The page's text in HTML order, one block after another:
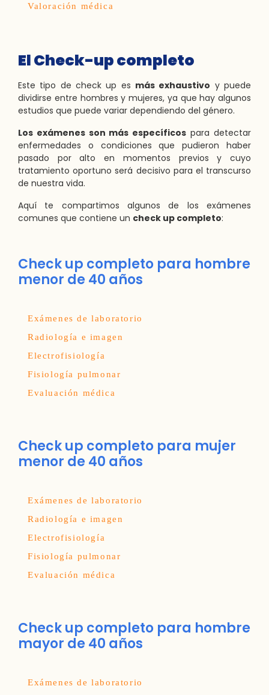
Valoración médica
El Check-up completo
Este tipo de check up es más exhaustivo y puede
dividirse entre hombres y mujeres, ya que hay algunos
estudios que puede variar dependiendo del género.
Los exámenes son más específicos para detectar
enfermedades o condiciones que pudieron haber
pasado por alto en momentos previos y cuyo
tratamiento oportuno será decisivo para el transcurso
de nuestra vida.
Aquí te compartimos algunos de los exámenes
comunes que contiene un check up completo:
Check up completo para hombre
menor de 40 años
Exámenes de laboratorio
Radiología e imagen
Electrofisiología
Fisiología pulmonar
Evaluación médica
Check up completo para mujer
menor de 40 años
Exámenes de laboratorio
Radiología e imagen
Electrofisiología
Fisiología pulmonar
Evaluación médica
Check up completo para hombre
mayor de 40 años
Exámenes de laboratorio